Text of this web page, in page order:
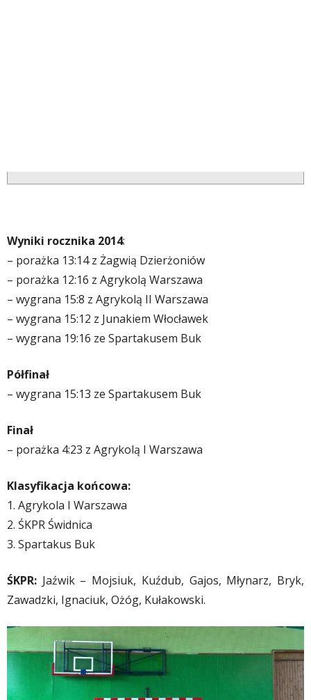
Wyniki rocznika 2014:
– porażka 13:14 z Żagwią Dzierżoniów
– porażka 12:16 z Agrykolą Warszawa
– wygrana 15:8 z Agrykolą II Warszawa
– wygrana 15:12 z Junakiem Włocławek
– wygrana 19:16 ze Spartakusem Buk
Półfinał
– wygrana 15:13 ze Spartakusem Buk
Finał
– porażka 4:23 z Agrykolą I Warszawa
Klasyfikacja końcowa:
1. Agrykola I Warszawa
2. ŚKPR Świdnica
3. Spartakus Buk
ŚKPR: Jaźwik – Mojsiuk, Kuźdub, Gajos, Młynarz, Bryk,
Zawadzki, Ignaciuk, Ożóg, Kułakowski.